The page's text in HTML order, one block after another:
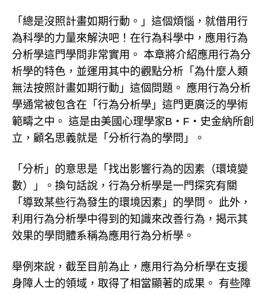
「總是沒照計畫如期行動。」這個煩惱，就借用行
為科學的力量來解決吧！在行為科學中，應用行為
分析學這門學問非常實用。 本章將介紹應用行為分
析學的特色，並運用其中的觀點分析「為什麼人類
無法按照計畫如期行動」這個問題。 應用行為分析
學通常被包含在「行為分析學」這門更廣泛的學術
範疇之中。 這是由美國心理學家B・F・史金納所創
立，顧名思義就是「分析行為的學問」。
「分析」的意思是「找出影響行為的因素（環境變
數）」。換句話說，行為分析學是一門探究有關
「導致某些行為發生的環境因素」的學問。 此外，
利用行為分析學中得到的知識來改善行為，揭示其
效果的學問體系稱為應用行為分析學。
舉例來說，截至目前為止，應用行為分析學在支援
身障人士的領域，取得了相當顯著的成果。 有些障